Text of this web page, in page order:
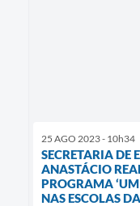
25 AGO 2023 - 10h34
SECRETARIA DE
ANASTÁCIO
PROGRAMA
NAS ESCOLAS